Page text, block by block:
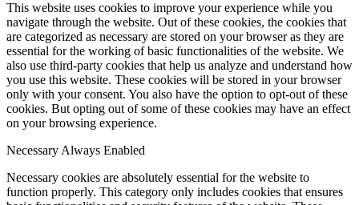
This website uses cookies to improve your experience while you
navigate through the website. Out of these cookies, the cookies that
are categorized as necessary are stored on your browser as they are
essential for the working of basic functionalities of the website. We
also use third-party cookies that help us analyze and understand how
you use this website. These cookies will be stored in your browser
only with your consent. You also have the option to opt-out of these
cookies. But opting out of some of these cookies may have an effect
on your browsing experience.
Necessary Always Enabled
Necessary cookies are absolutely essential for the website to
function properly. This category only includes cookies that ensures